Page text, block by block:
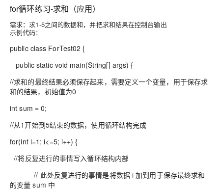
for循环练习-求和（应用）
需求：求1-5之间的数据和，并把求和结果在控制台输出
示例代码：
public class ForTest02 {
public static void main(String[] args) {
//求和的最终结果必须保存起来，需要定义一个变量，用于保存求
和的结果，初始值为0
int sum = 0;
//从1开始到5结束的数据，使用循环结构完成
for(int i=1; i<=5; i++) {
//将反复进行的事情写入循环结构内部
// 此处反复进行的事情是将数据 i 加到用于保存最终求和
的变量 sum 中